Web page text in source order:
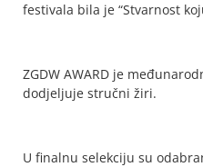
festivala bila je “Stvarnost
ZGDW AWARD je
dodjeljuje stručni žiri.
U finalnu selekciju su